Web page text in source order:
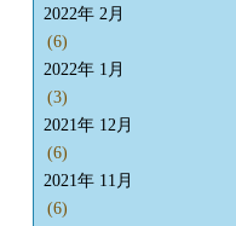
2022年 2月
(6)
2022年 1月
(3)
2021年 12月
(6)
2021年 11月
(6)